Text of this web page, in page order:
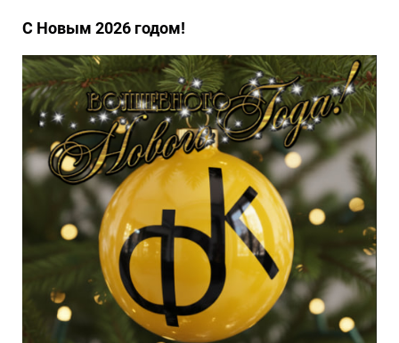
С Новым 2026 годом!